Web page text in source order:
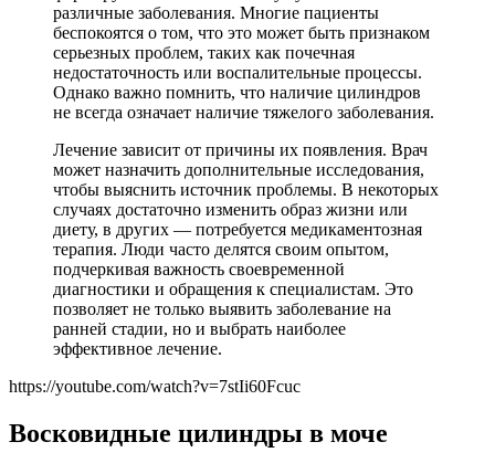
различные заболевания. Многие пациенты
беспокоятся о том, что это может быть признаком
серьезных проблем, таких как почечная
недостаточность или воспалительные процессы.
Однако важно помнить, что наличие цилиндров
не всегда означает наличие тяжелого заболевания.
Лечение зависит от причины их появления. Врач
может назначить дополнительные исследования,
чтобы выяснить источник проблемы. В некоторых
случаях достаточно изменить образ жизни или
диету, в других — потребуется медикаментозная
терапия. Люди часто делятся своим опытом,
подчеркивая важность своевременной
диагностики и обращения к специалистам. Это
позволяет не только выявить заболевание на
ранней стадии, но и выбрать наиболее
эффективное лечение.
https://youtube.com/watch?v=7stIi60Fcuc
Восковидные цилиндры в моче